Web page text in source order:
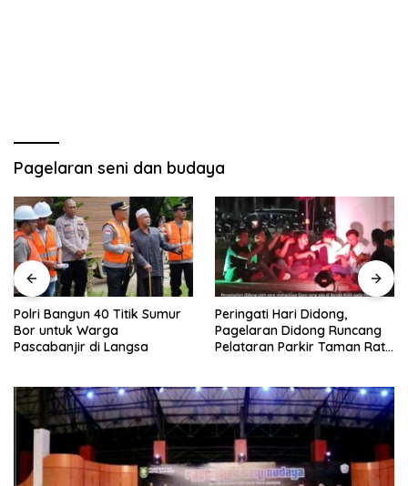
Pagelaran seni dan budaya
Polri Bangun 40 Titik Sumur
Bor untuk Warga
Pascabanjir di Langsa
Peringati Hari Didong,
Pagelaran Didong Runcang
Pelataran Parkir Taman Ratu